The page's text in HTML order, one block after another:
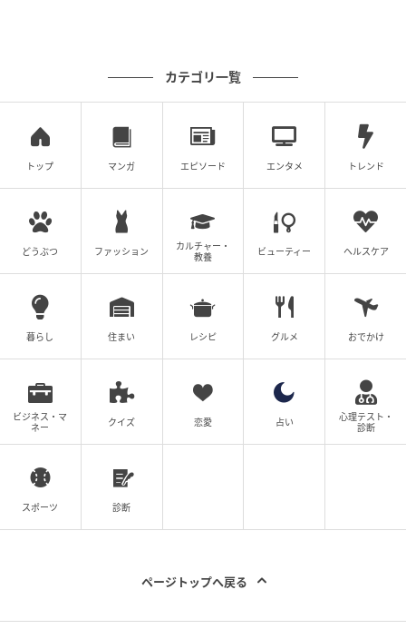
カテゴリ一覧
トップ マンガ エピソード エンタメ トレンド
どうぶつ ファッション
カルチャー・
教養
ビューティー ヘルスケア
暮らし 住まい レシピ グルメ おでかけ
ビジネス・マ
ネー
クイズ 恋愛 占い
心理テスト・
診断
スポーツ 診断
ページトップへ戻る